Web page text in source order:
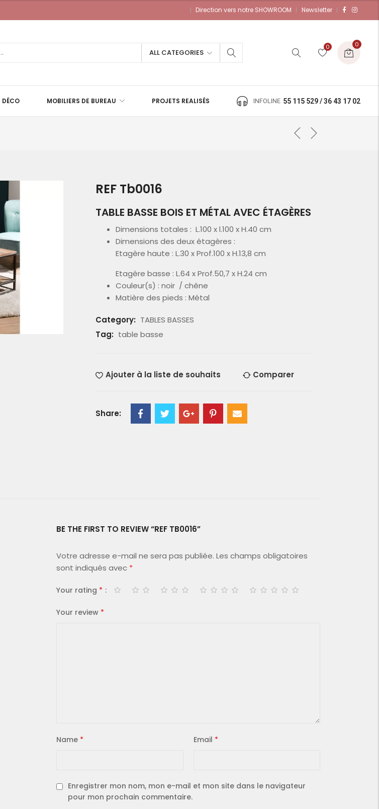
Direction vers notre SHOWROOM Newsletter
ALL CATEGORIES
0 0
DÉCO MOBILIERS DE BUREAU PROJETS REALISÉS INFOLINE 55 115 529 / 36 43 17 02
REF Tb0016
TABLE BASSE BOIS ET MÉTAL AVEC ÉTAGÈRES
Dimensions totales : L.100 x l.100 x H.40 cm
Dimensions des deux étagères :
Etagère haute : L.30 x Prof.100 x H.13,8 cm
Etagère basse : L.64 x Prof.50,7 x H.24 cm
Couleur(s) : noir / chêne
Matière des pieds : Métal
Category: TABLES BASSES
Tag: table basse
Ajouter à la liste de souhaits Comparer
Share:
BE THE FIRST TO REVIEW “REF TB0016”
Votre adresse e-mail ne sera pas publiée. Les champs obligatoires
sont indiqués avec *
Your rating *
Your review *
Name * Email *
Enregistrer mon nom, mon e-mail et mon site dans le navigateur
pour mon prochain commentaire.